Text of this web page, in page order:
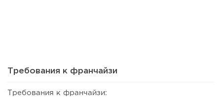
Требования к франчайзи
Требования к франчайзи: